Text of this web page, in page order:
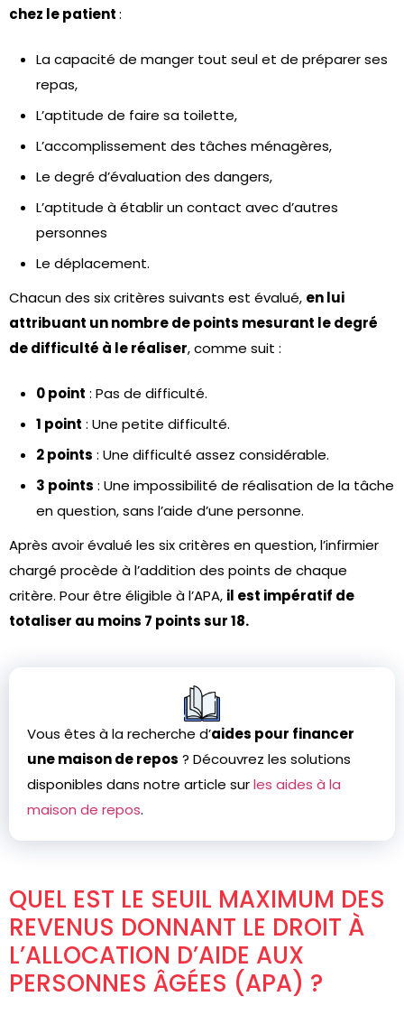
chez le patient:
La capacité de manger tout seul et de préparer ses
repas,
L’aptitude de faire sa toilette,
L’accomplissement des tâches ménagères,
Le degré d’évaluation des dangers,
L’aptitude à établir un contact avec d’autres
personnes
Le déplacement.
Chacun des six critères suivants est évalué, en lui
attribuant un nombre de points mesurant le degré
de difficulté à le réaliser, comme suit :
0 point : Pas de difficulté.
1 point : Une petite difficulté.
2 points : Une difficulté assez considérable.
3 points : Une impossibilité de réalisation de la tâche
en question, sans l’aide d’une personne.
Après avoir évalué les six critères en question, l’infirmier
chargé procède à l’addition des points de chaque
critère. Pour être éligible à l’APA, il est impératif de
totaliser au moins 7 points sur 18.
Vous êtes à la recherche d’aides pour financer
une maison de repos ? Découvrez les solutions
disponibles dans notre article surles aides à la
maison de repos.
QUEL EST LE SEUIL MAXIMUM DES
REVENUS DONNANT LE DROIT À
L’ALLOCATION D’AIDE AUX
PERSONNES ÂGÉES (APA) ?